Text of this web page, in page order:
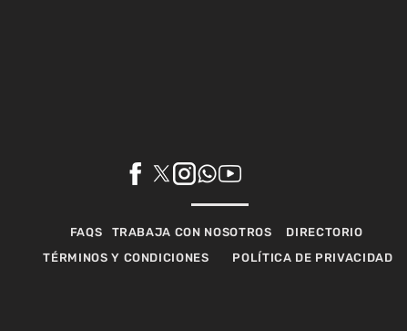
FAQS TRABAJA CON NOSOTROS
DIRECTORIO
TÉRMINOS Y CONDICIONES
POLÍTICA DE PRIVACIDAD